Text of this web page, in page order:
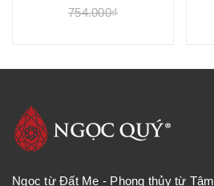
754.000₫
Ngọc từ Đất Mẹ - Phong thủy từ Tâm